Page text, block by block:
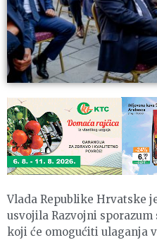
Vlada Republike Hrvatske
usvojila Razvojni
koji će omogućiti ulaganja